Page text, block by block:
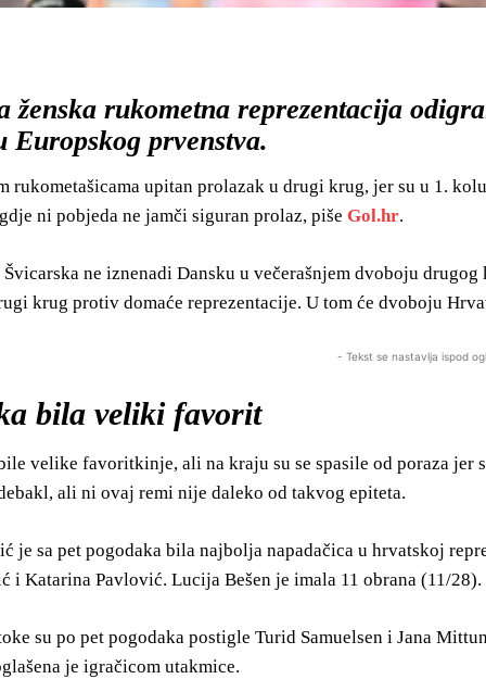
ženska rukometna reprezentacija
Europskog prvenstva.
rukometašicama upitan prolazak u drugi krug, jer su u 1.
ni pobjeda ne jamči siguran prolaz, piše Gol.hr.
ne iznenadi Dansku u večerašnjem dvoboju
krug protiv domaće reprezentacije. U tom će dvoboju
- Tekst se nastavlja ispod
bila veliki favorit
velike favoritkinje, ali na kraju su se spasile od poraza jer
ali ni ovaj remi nije daleko od takvog epiteta.
je sa pet pogodaka bila najbolja napadačica u hrvatskoj
i Katarina Pavlović. Lucija Bešen je imala 11 obrana (11/28).
su po pet pogodaka postigle Turid Samuelsen i Jana
je igračicom utakmice.